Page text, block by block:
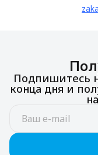
Подпишитесь
конца дня и